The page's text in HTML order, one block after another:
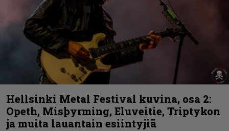
Hellsinki Metal Festival kuvina, osa 2:
Opeth, Misþyrming, Eluveitie, Triptykon
ja muita lauantain esiintyjiä